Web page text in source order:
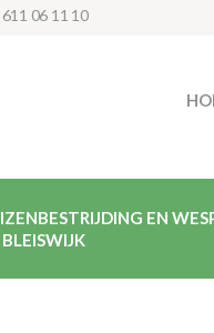
06 11 10
EN